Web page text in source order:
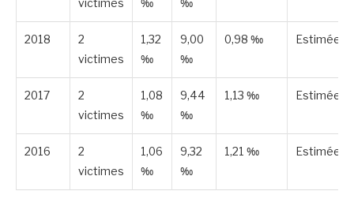
victimes
‰
‰
2018
2
victimes
1,32
‰
9,00
‰
0,98 ‰ Estimée
2017
2
victimes
1,08
‰
9,44
‰
1,13 ‰ Estimée
2016
2
victimes
1,06
‰
9,32
‰
1,21 ‰ Estimée